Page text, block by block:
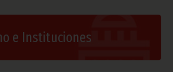
e Instituciones